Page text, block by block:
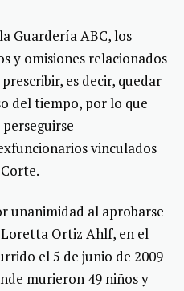
Guardería ABC, los
y omisiones relacionados
es decir, quedar
del tiempo, por lo que
vinculados
unanimidad al aprobarse
Ortiz Ahlf, en el
el 5 de junio de 2009
murieron 49 niños y